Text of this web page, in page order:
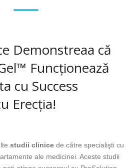
Demonstreaa că
Funcţionează
cu Success
Erecţia!
studii clinice de către specialişti cu
ale medicinei. Aceste studii